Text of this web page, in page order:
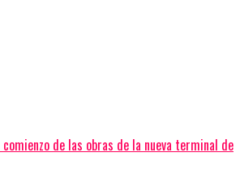
de las obras de la nueva terminal de